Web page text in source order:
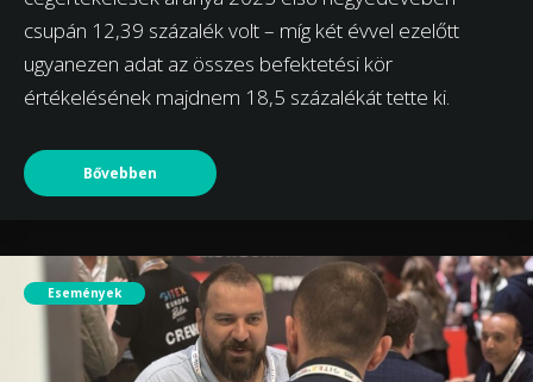
csupán 12,39 százalék volt – míg két évvel ezelőtt
ugyanezen adat az összes befektetési kör
értékelésének majdnem 18,5 százalékát tette ki.
Bővebben
Események